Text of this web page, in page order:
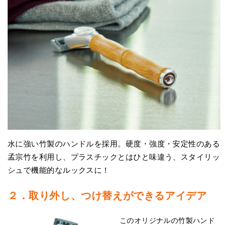
水に強い竹製のハンドルを採用。硬度・強度・安定性のある
孟宗竹を利用し、プラスチックとはひと味違う、スタイリッ
シュで機能的なルックスに！
２．取り外し、つけ替えができるアイデア
このオリジナルの竹製ハンド